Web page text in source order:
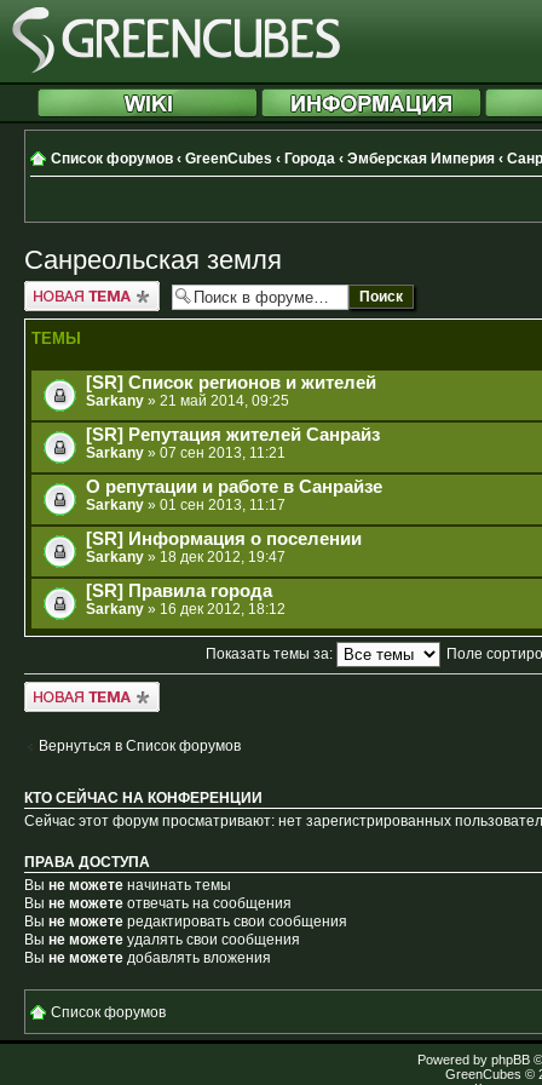
Список форумов ‹ GreenCubes ‹ Города ‹ Эмберская Империя ‹
Санреольская земля
Новая тема
ТЕМЫ
[SR] Список регионов и жителей
Sarkany » 21 май 2014, 09:25
[SR] Репутация жителей Санрайз
Sarkany » 07 сен 2013, 11:21
О репутации и работе в Санрайзе
Sarkany » 01 сен 2013, 11:17
[SR] Информация о поселении
Sarkany » 18 дек 2012, 19:47
[SR] Правила города
Sarkany » 16 дек 2012, 18:12
Показать темы за: Поле
Новая тема
Вернуться в Список форумов
КТО СЕЙЧАС НА КОНФЕРЕНЦИИ
Сейчас этот форум просматривают: нет зарегистрированных
ПРАВА ДОСТУПА
Вы не можете начинать темы
Вы не можете отвечать на сообщения
Вы не можете редактировать свои сообщения
Вы не можете удалять свои сообщения
Вы не можете добавлять вложения
Список форумов
Powered by phpBB
GreenCubes ©